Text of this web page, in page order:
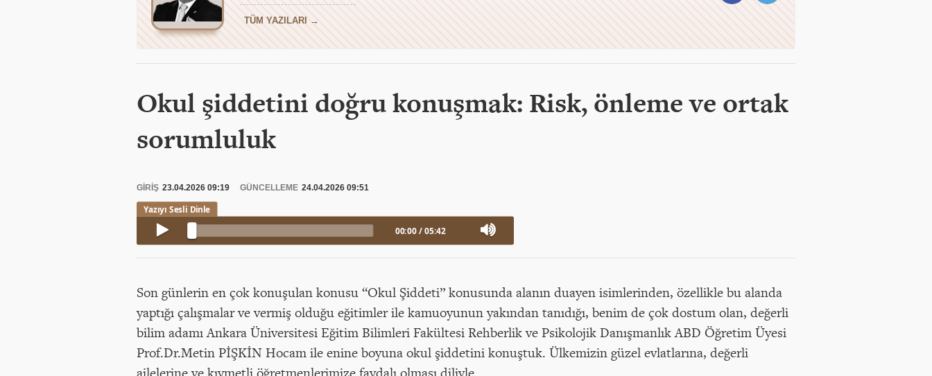
TÜM YAZILARI →
Okul şiddetini doğru konuşmak: Risk, önleme ve ortak
sorumluluk
GİRİŞ 23.04.2026 09:19 GÜNCELLEME 24.04.2026 09:51
00:00 / 05:42
Son günlerin en çok konuşulan konusu “Okul Şiddeti” konusunda alanın duayen isimlerinden, özellikle bu alanda
yaptığı çalışmalar ve vermiş olduğu eğitimler ile kamuoyunun yakından tanıdığı, benim de çok dostum olan, değerli
bilim adamı Ankara Üniversitesi Eğitim Bilimleri Fakültesi Rehberlik ve Psikolojik Danışmanlık ABD Öğretim Üyesi
Prof.Dr.Metin PİŞKİN Hocam ile enine boyuna okul şiddetini konuştuk. Ülkemizin güzel evlatlarına, değerli